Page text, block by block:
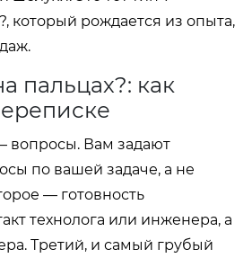
который рождается из опыта,
пальцах?: как
вопросы. Вам задают
по вашей задаче, а не
— готовность
технолога или инженера, а
Третий, и самый грубый